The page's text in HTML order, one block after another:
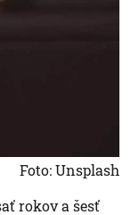
Foto: Unsplash
rokov a šesť